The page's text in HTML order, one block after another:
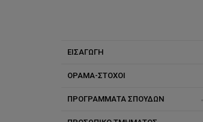
ΕΙΣΑΓΩΓΗ
ΟΡΑΜΑ-ΣΤΟΧΟΙ
ΠΡΟΓΡΑΜΜΑΤΑ ΣΠΟΥΔΩΝ